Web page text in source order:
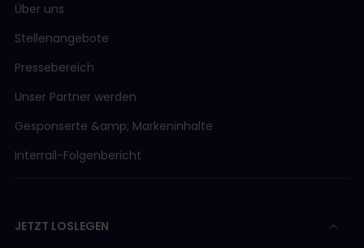
Über uns
Stellenangebote
Pressebereich
Unser Partner werden
Gesponserte &amp; Markeninhalte
Interrail-Folgenbericht
JETZT LOSLEGEN